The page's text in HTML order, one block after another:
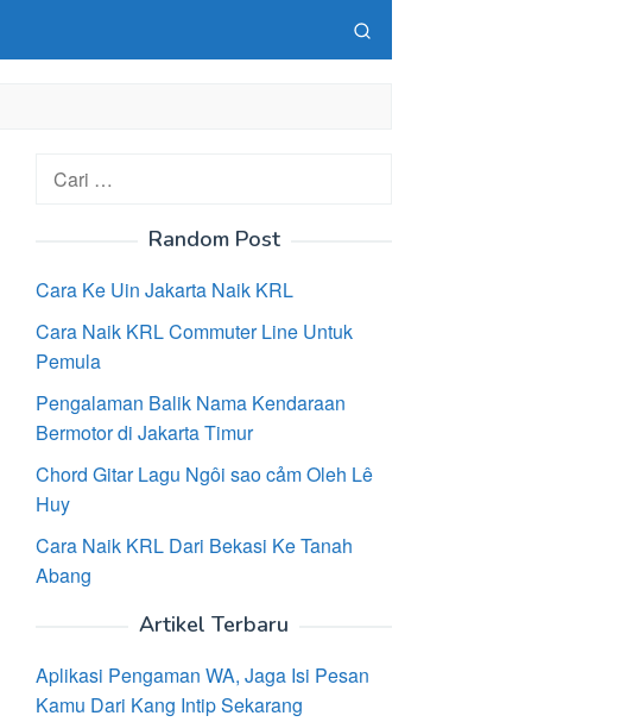
Cari
Random Post
Cara Ke Uin Jakarta Naik KRL
Cara Naik KRL Commuter Line Untuk
Pemula
Pengalaman Balik Nama Kendaraan
Bermotor di Jakarta Timur
Chord Gitar Lagu Ngôi sao cảm Oleh Lê
Huy
Cara Naik KRL Dari Bekasi Ke Tanah
Abang
Artikel Terbaru
Aplikasi Pengaman WA, Jaga Isi Pesan
Kamu Dari Kang Intip Sekarang